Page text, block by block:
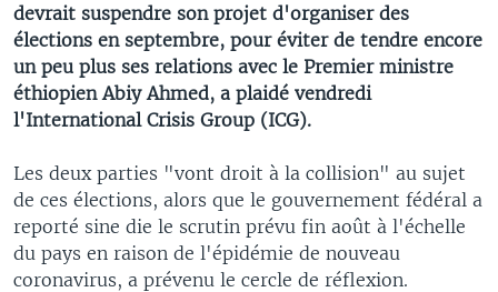
devrait suspendre son projet d'organiser des
élections en septembre, pour éviter de tendre encore
un peu plus ses relations avec le Premier ministre
éthiopien Abiy Ahmed, a plaidé vendredi
l'International Crisis Group (ICG).
Les deux parties "vont droit à la collision" au sujet
de ces élections, alors que le gouvernement fédéral a
reporté sine die le scrutin prévu fin août à l'échelle
du pays en raison de l'épidémie de nouveau
coronavirus, a prévenu le cercle de réflexion.